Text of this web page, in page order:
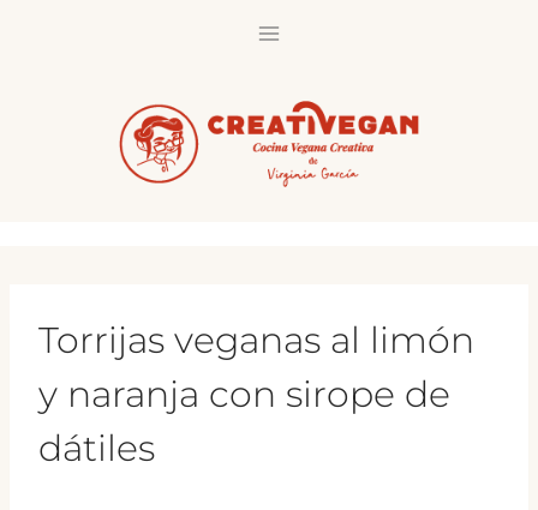
Torrijas veganas al limón
y naranja con sirope de
dátiles